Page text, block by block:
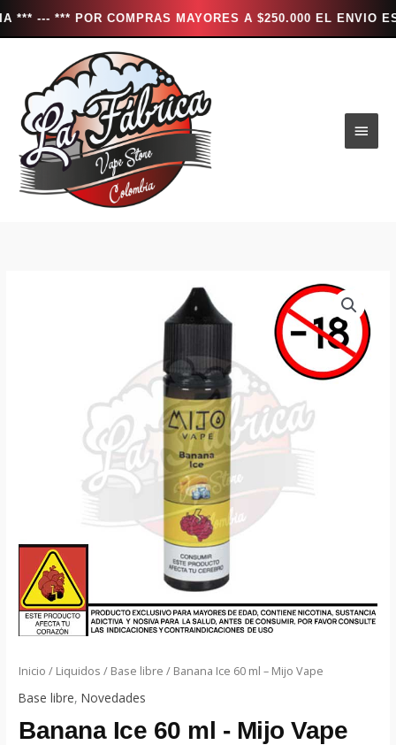
POR COMPRAS MAYORES A $250.000 EL ENVIO ES
contenido
Inicio / Liquidos / Base libre / Banana Ice 60 ml – Mijo Vape
Base libre,Novedades
Banana Ice 60 ml - Mijo Vape